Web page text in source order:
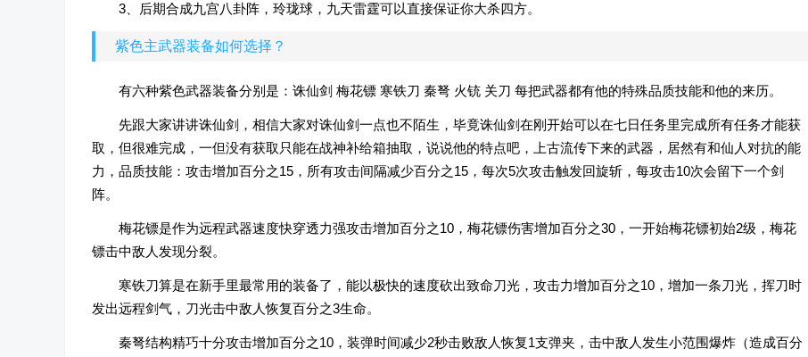
3、后期合成九宫八卦阵，玲珑球，九天雷霆可以直接保证你大杀四方。
紫色主武器装备如何选择？
有六种紫色武器装备分别是：诛仙剑 梅花镖 寒铁刀 秦弩 火铳 关刀 每把武器都有他的特殊品质技能和他的来历。
先跟大家讲讲诛仙剑，相信大家对诛仙剑一点也不陌生，毕竟诛仙剑在刚开始可以在七日任务里完成所有任务才能获
取，但很难完成，一但没有获取只能在战神补给箱抽取，说说他的特点吧，上古流传下来的武器，居然有和仙人对抗的能
力，品质技能：攻击增加百分之15，所有攻击间隔减少百分之15，每次5次攻击触发回旋斩，每攻击10次会留下一个剑
阵。
梅花镖是作为远程武器速度快穿透力强攻击增加百分之10，梅花镖伤害增加百分之30，一开始梅花镖初始2级，梅花
镖击中敌人发现分裂。
寒铁刀算是在新手里最常用的装备了，能以极快的速度砍出致命刀光，攻击力增加百分之10，增加一条刀光，挥刀时
发出远程剑气，刀光击中敌人恢复百分之3生命。
秦弩结构精巧十分攻击增加百分之10，装弹时间减少2秒击败敌人恢复1支弹夹，击中敌人发生小范围爆炸（造成百分